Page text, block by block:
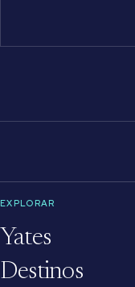
EXPLORAR
Yates
Destinos